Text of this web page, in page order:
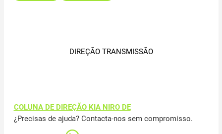
DIREÇÃO TRANSMISSÃO
COLUNA DE DIREÇÃO KIA NIRO DE
¿Precisas de ajuda? Contacta-nos sem compromisso.